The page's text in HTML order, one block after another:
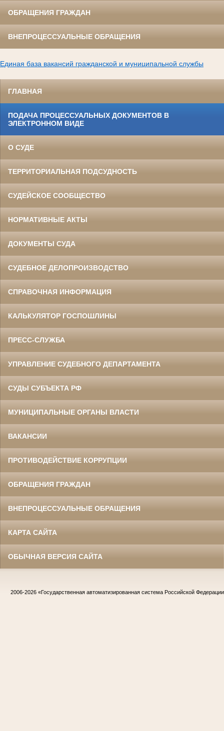
ОБРАЩЕНИЯ ГРАЖДАН
ВНЕПРОЦЕССУАЛЬНЫЕ ОБРАЩЕНИЯ
Единая база вакансий гражданской и муниципальной службы
ГЛАВНАЯ
ПОДАЧА ПРОЦЕССУАЛЬНЫХ ДОКУМЕНТОВ В
ЭЛЕКТРОННОМ ВИДЕ
О СУДЕ
ТЕРРИТОРИАЛЬНАЯ ПОДСУДНОСТЬ
СУДЕЙСКОЕ СООБЩЕСТВО
НОРМАТИВНЫЕ АКТЫ
ДОКУМЕНТЫ СУДА
СУДЕБНОЕ ДЕЛОПРОИЗВОДСТВО
СПРАВОЧНАЯ ИНФОРМАЦИЯ
КАЛЬКУЛЯТОР ГОСПОШЛИНЫ
ПРЕСС-СЛУЖБА
УПРАВЛЕНИЕ СУДЕБНОГО ДЕПАРТАМЕНТА
СУДЫ СУБЪЕКТА РФ
МУНИЦИПАЛЬНЫЕ ОРГАНЫ ВЛАСТИ
ВАКАНСИИ
ПРОТИВОДЕЙСТВИЕ КОРРУПЦИИ
ОБРАЩЕНИЯ ГРАЖДАН
ВНЕПРОЦЕССУАЛЬНЫЕ ОБРАЩЕНИЯ
КАРТА САЙТА
ОБЫЧНАЯ ВЕРСИЯ САЙТА
2006-2026 «Государственная автоматизированная система Российской